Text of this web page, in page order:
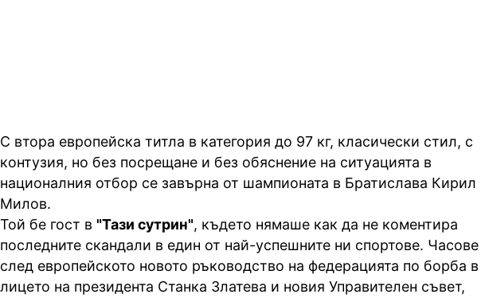
С втора европейска титла в категория до 97 кг, класически стил, с
контузия, но без посрещане и без обяснение на ситуацията в
националния отбор се завърна от шампионата в Братислава Кирил
Милов.
Той бе гост в "Тази сутрин", където нямаше как да не коментира
последните скандали в един от най-успешните ни спортове. Часове
след европейското новото ръководство на федерацията по борба в
лицето на президента Станка Златева и новия Управителен съвет,